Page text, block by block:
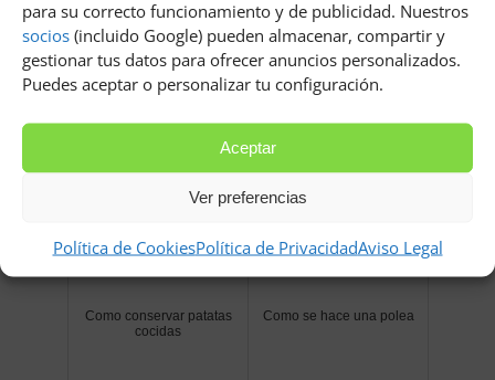
para su correcto funcionamiento y de publicidad. Nuestros
socios (incluido Google) pueden almacenar, compartir y
gestionar tus datos para ofrecer anuncios personalizados.
Puedes aceptar o personalizar tu configuración.
Aceptar
Ver preferencias
Política de CookiesPolítica de PrivacidadAviso Legal
Manualidades contra el
estrés, actividades
creativas que te ayudan a
ser feliz
Importancia creciente de la
fisioterapia del suelo
pélvico en el bienestar
integral
Como conservar patatas
cocidas
Como se hace una polea